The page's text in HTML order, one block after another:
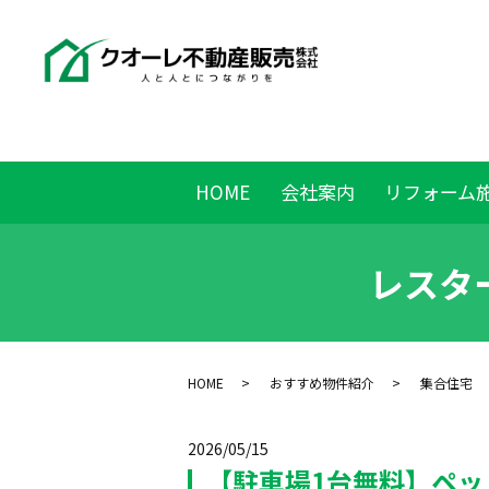
HOME 会社案内 リフォーム
レス
HOME おすすめ物件紹介 集合住宅
2026/05/15
【駐車場1台無料】ペ